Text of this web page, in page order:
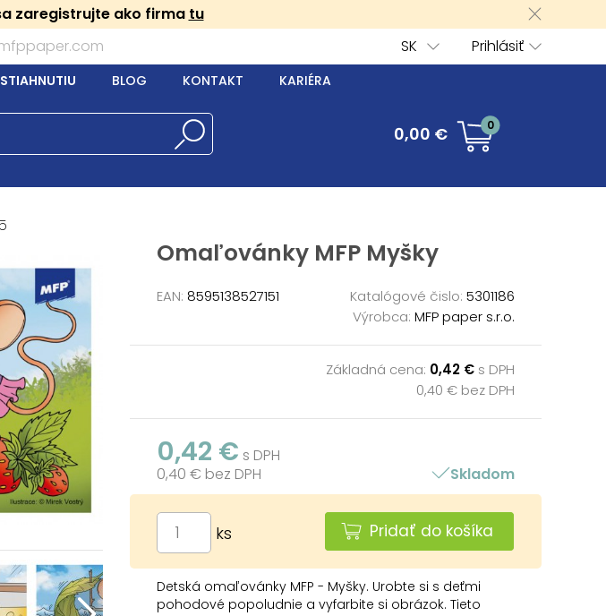
zaregistrujte ako firma tu
Prihlásiť
SK
BLOG KONTAKT KARIÉRA
0,00 € 0
Omaľovánky MFP Myšky
EAN: 8595138527151 Katalógové čislo: 5301186
Výrobca: MFP paper s.r.o.
Základná cena: 0,42 € s DPH
0,40 € bez DPH
0,42 € s DPH
0,40 € bez DPH
Skladom
ks Pridať do košíka
Detská omaľovánky MFP - Myšky. Urobte si s deťmi
pohodové popoludnie a vyfarbite si obrázok. Tieto